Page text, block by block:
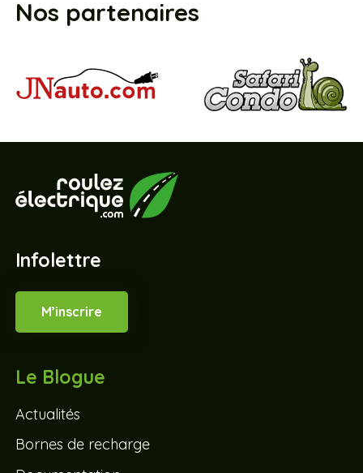
Infolettre
M’inscrire
Le Blogue
Bornes de recharge
Documentation
Économie